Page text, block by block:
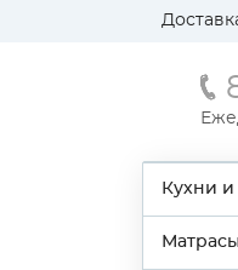
Кухни
Матрасы